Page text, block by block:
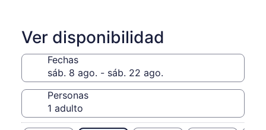
Ver disponibilidad
Fechas
Personas